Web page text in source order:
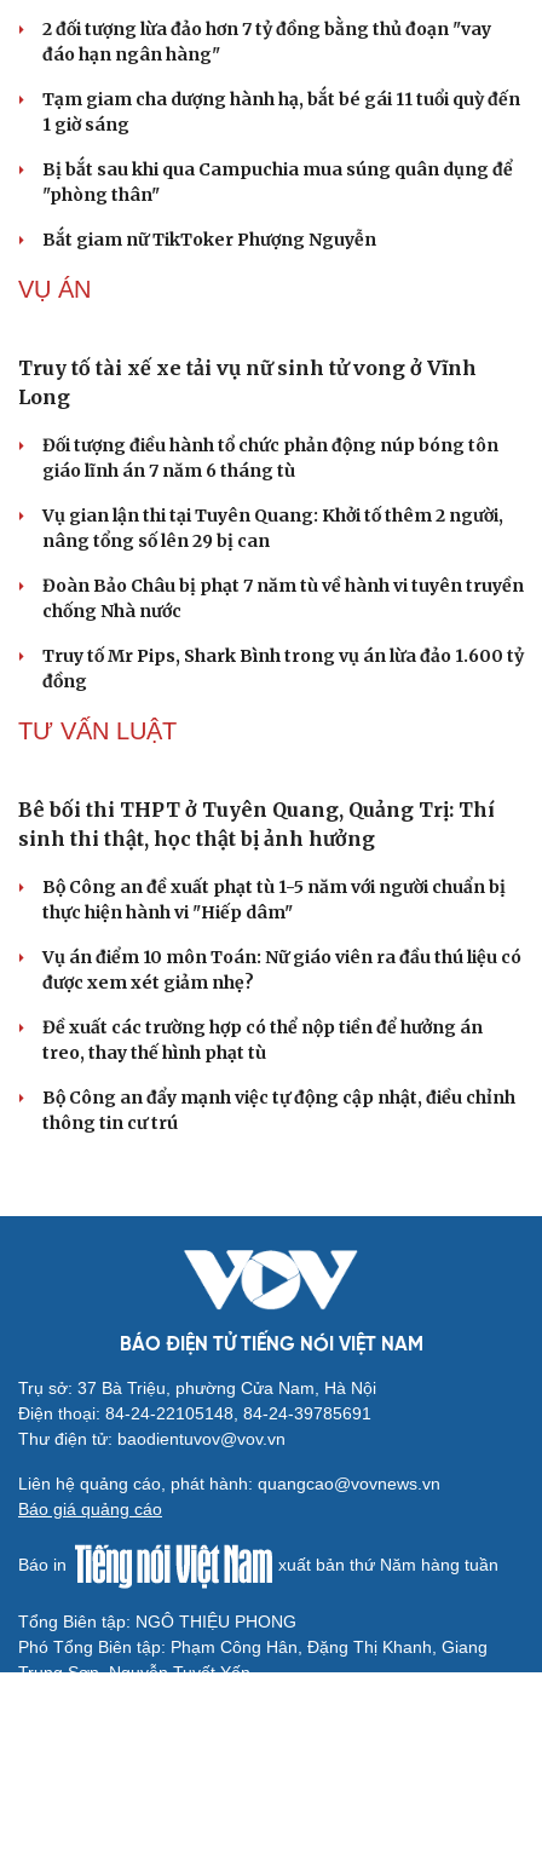
Cải chính
Bê bối thi THPT ở Tuyên Quang, Quảng Trị: Thí
sinh thi thật, học thật bị ảnh hưởng
Bộ Công an đề xuất phạt tù 1-5 năm với người chuẩn bị
thực hiện hành vi "Hiếp dâm"
Vụ án điểm 10 môn Toán: Nữ giáo viên ra đầu thú liệu có
được xem xét giảm nhẹ?
Đề xuất các trường hợp có thể nộp tiền để hưởng án
treo, thay thế hình phạt tù
Bộ Công an đẩy mạnh việc tự động cập nhật, điều chỉnh
TIN NÓNG
Biên phòng Quảng Trị ngăn chặn vận chuyển
2 đối tượng lừa đảo hơn 7 tỷ đồng bằng thủ đoạn "vay
đáo hạn ngân hàng"
Tạm giam cha dượng hành hạ, bắt bé gái 11 tuổi quỳ đến
1 giờ sáng
Bị bắt sau khi qua Campuchia mua súng quân dụng để
"phòng thân"
Bắt giam nữ TikToker Phượng Nguyễn
Truy tố tài xế xe tải vụ nữ sinh tử vong ở Vĩnh
Long
Đối tượng điều hành tổ chức phản động núp bóng tôn
giáo lĩnh án 7 năm 6 tháng tù
Vụ gian lận thi tại Tuyên Quang: Khởi tố thêm 2 người,
nâng tổng số lên 29 bị can
Đoàn Bảo Châu bị phạt 7 năm tù về hành vi tuyên truyền
chống Nhà nước